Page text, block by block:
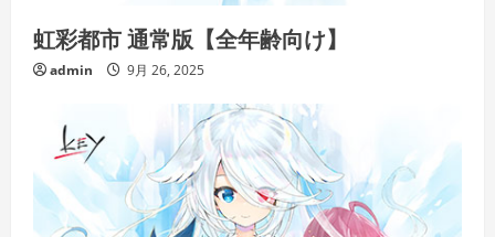
虹彩都市 通常版【全年齢向け】
admin 9月 26, 2025